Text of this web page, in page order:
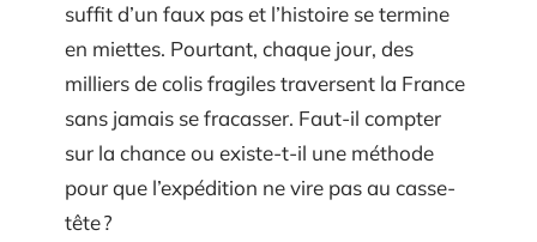
suffit d’un faux pas et l’histoire se termine
en miettes. Pourtant, chaque jour, des
milliers de colis fragiles traversent la France
sans jamais se fracasser. Faut-il compter
sur la chance ou existe-t-il une méthode
pour que l’expédition ne vire pas au casse-
tête ?